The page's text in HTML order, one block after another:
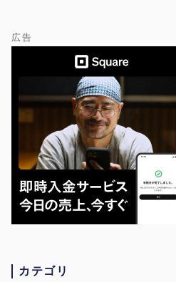
広告
カテゴリ